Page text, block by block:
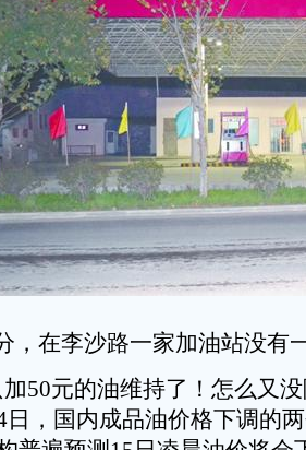
，在李沙路一家加油站没有
50元的油维持了！怎么又
日，国内成品油价格下调的